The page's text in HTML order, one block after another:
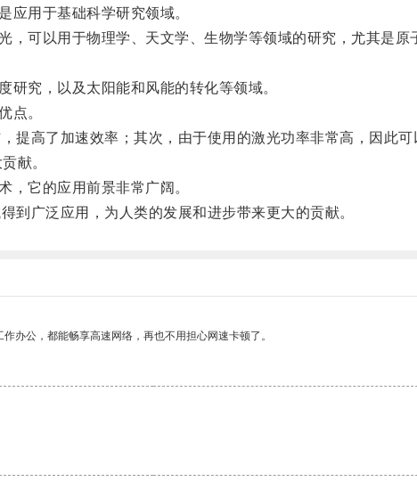
用于基础科学研究领域。
以用于物理学、天文学、生物学等领域的研究，尤其是原
究，以及太阳能和风能的转化等领域。
点。
高了加速效率；其次，由于使用的激光功率非常高，因此可
献。
它的应用前景非常广阔。
广泛应用，为人类的发展和进步带来更大的贡献。
办公，都能畅享高速网络，再也不用担心网速卡顿了。